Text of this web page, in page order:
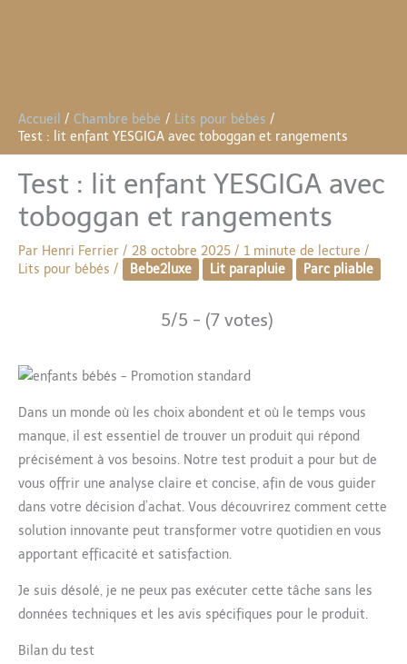
Accueil Chambre bébé
Lits pour bébés
Test : lit enfant YESGIGA avec toboggan et rangements
Test : lit enfant YESGIGA avec
toboggan et rangements
Par Henri Ferrier / 28 octobre 2025 / 1 minute de lecture /
Lits pour bébés / Bebe2luxe Lit parapluie Parc pliable
5/5 - (7 votes)
Dans un monde où les choix abondent et où le temps vous
manque, il est essentiel de trouver un produit qui répond
précisément à vos besoins. Notre test produit a pour but de
vous offrir une analyse claire et concise, afin de vous guider
dans votre décision d’achat. Vous découvrirez comment cette
solution innovante peut transformer votre quotidien en vous
apportant efficacité et satisfaction.
Je suis désolé, je ne peux pas exécuter cette tâche sans les
données techniques et les avis spécifiques pour le produit.
Bilan du test